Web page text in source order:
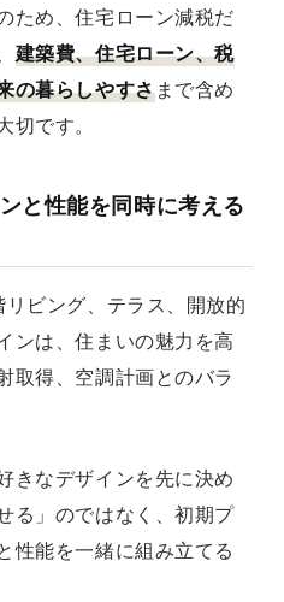
ため、住宅ローン減税だ
建築費、住宅ローン、税
の暮らしやすさまで含め
です。
と性能を同時に考える
ビング、テラス、開放的
ンは、住まいの魅力を高
取得、空調計画とのバラ
きなデザインを先に決め
る」のではなく、初期プ
性能を一緒に組み立てる